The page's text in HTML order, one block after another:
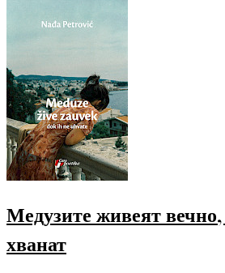
Медузите живеят
хванат